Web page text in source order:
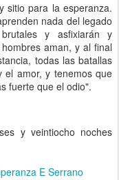
sitio para la esperanza.
nada del legado
y asfixiarán y
aman, y al final
todas las batallas
el amor, y tenemos que
fuerte que el odio".
y veintiocho noches
E Serrano